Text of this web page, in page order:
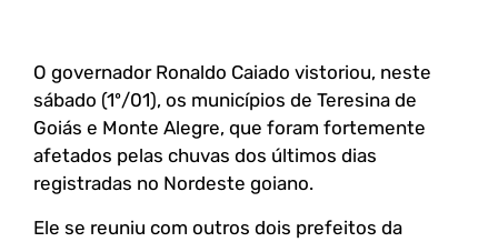
O governador Ronaldo Caiado vistoriou, neste
sábado (1º/01), os municípios de Teresina de
Goiás e Monte Alegre, que foram fortemente
afetados pelas chuvas dos últimos dias
registradas no Nordeste goiano.
Ele se reuniu com outros dois prefeitos da